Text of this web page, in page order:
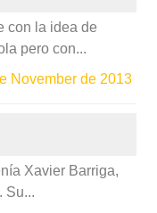
con la idea de
pero con...
November de 2013
Xavier Barriga,
Su...